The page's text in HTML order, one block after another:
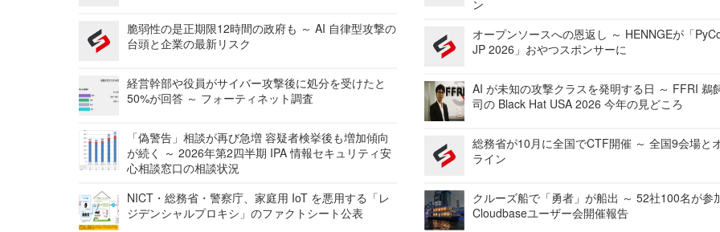
脆弱性の是正期限12時間の政府も ～ AI 自律型攻撃の
台頭と企業の最新リスク
経営幹部や役員がサイバー攻撃後に処分を受けたと
50%が回答 ～ フォーティネット調査
「偽警告」相談が再び急増 容疑者検挙後も増加傾向
が続く ～ 2026年第2四半期 IPA 情報セキュリティ安
心相談窓口の相談状況
NICT・総務省・警察庁、家庭用 IoT を悪用する「レ
ジデンシャルプロキシ」のファクトシート公表
ン
オープンソースへの恩返し ～ HENNGEが「
JP 2026」おやつスポンサーに
AI が未知の攻撃クラスを発明する日 ～ FFRI 鵜
司の Black Hat USA 2026 今年の見どころ
総務省が10月に全国でCTF開催 ～ 全国9会場と
ライン
クルーズ船で「勇者」が船出 ～ 52社100名が参
Cloudbaseユーザー会開催報告